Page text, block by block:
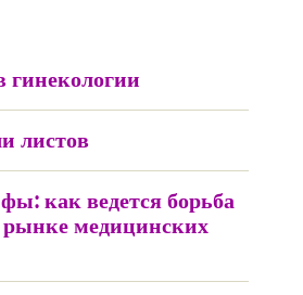
гинекологии
листов
как ведется борьба
рынке медицинских